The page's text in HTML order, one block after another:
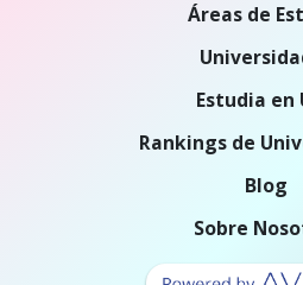
Áreas de
Estudia en
Rankings de
Blog
Sobre